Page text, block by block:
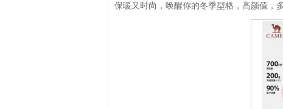
保暖又时尚，唤醒你的冬季型格，高颜值，